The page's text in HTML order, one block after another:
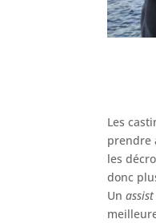
Les
prendre
les
donc
Un